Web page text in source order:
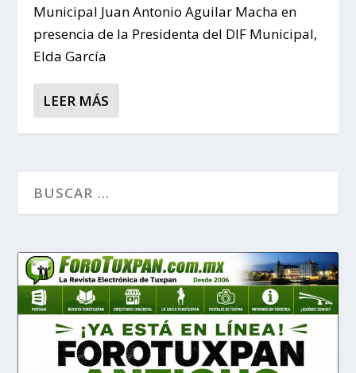
Municipal Juan Antonio Aguilar Macha en
presencia de la Presidenta del DIF Municipal,
Elda García
LEER MÁS